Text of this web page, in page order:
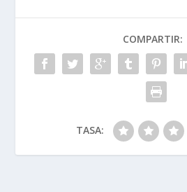
COMPARTIR:
TASA: